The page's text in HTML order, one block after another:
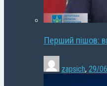
Перший пішов:
zapsich, 29/